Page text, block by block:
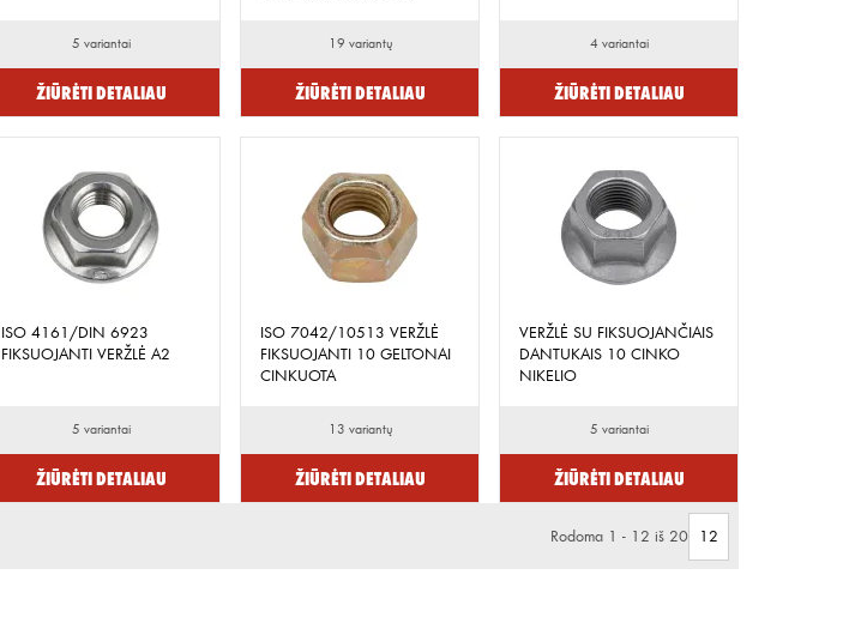
5 variantai
Žiūrėti detaliau
19 variantų
Žiūrėti detaliau
4 variantai
Žiūrėti detaliau
ISO 4161/DIN 6923
FIKSUOJANTI VERŽLĖ A2
5 variantai
Žiūrėti detaliau
ISO 7042/10513 VERŽLĖ
FIKSUOJANTI 10 GELTONAI
CINKUOTA
13 variantų
Žiūrėti detaliau
VERŽLĖ SU FIKSUOJANČIAIS
DANTUKAIS 10 CINKO
NIKELIO
5 variantai
Žiūrėti detaliau
Rodoma 1 - 12 iš 20